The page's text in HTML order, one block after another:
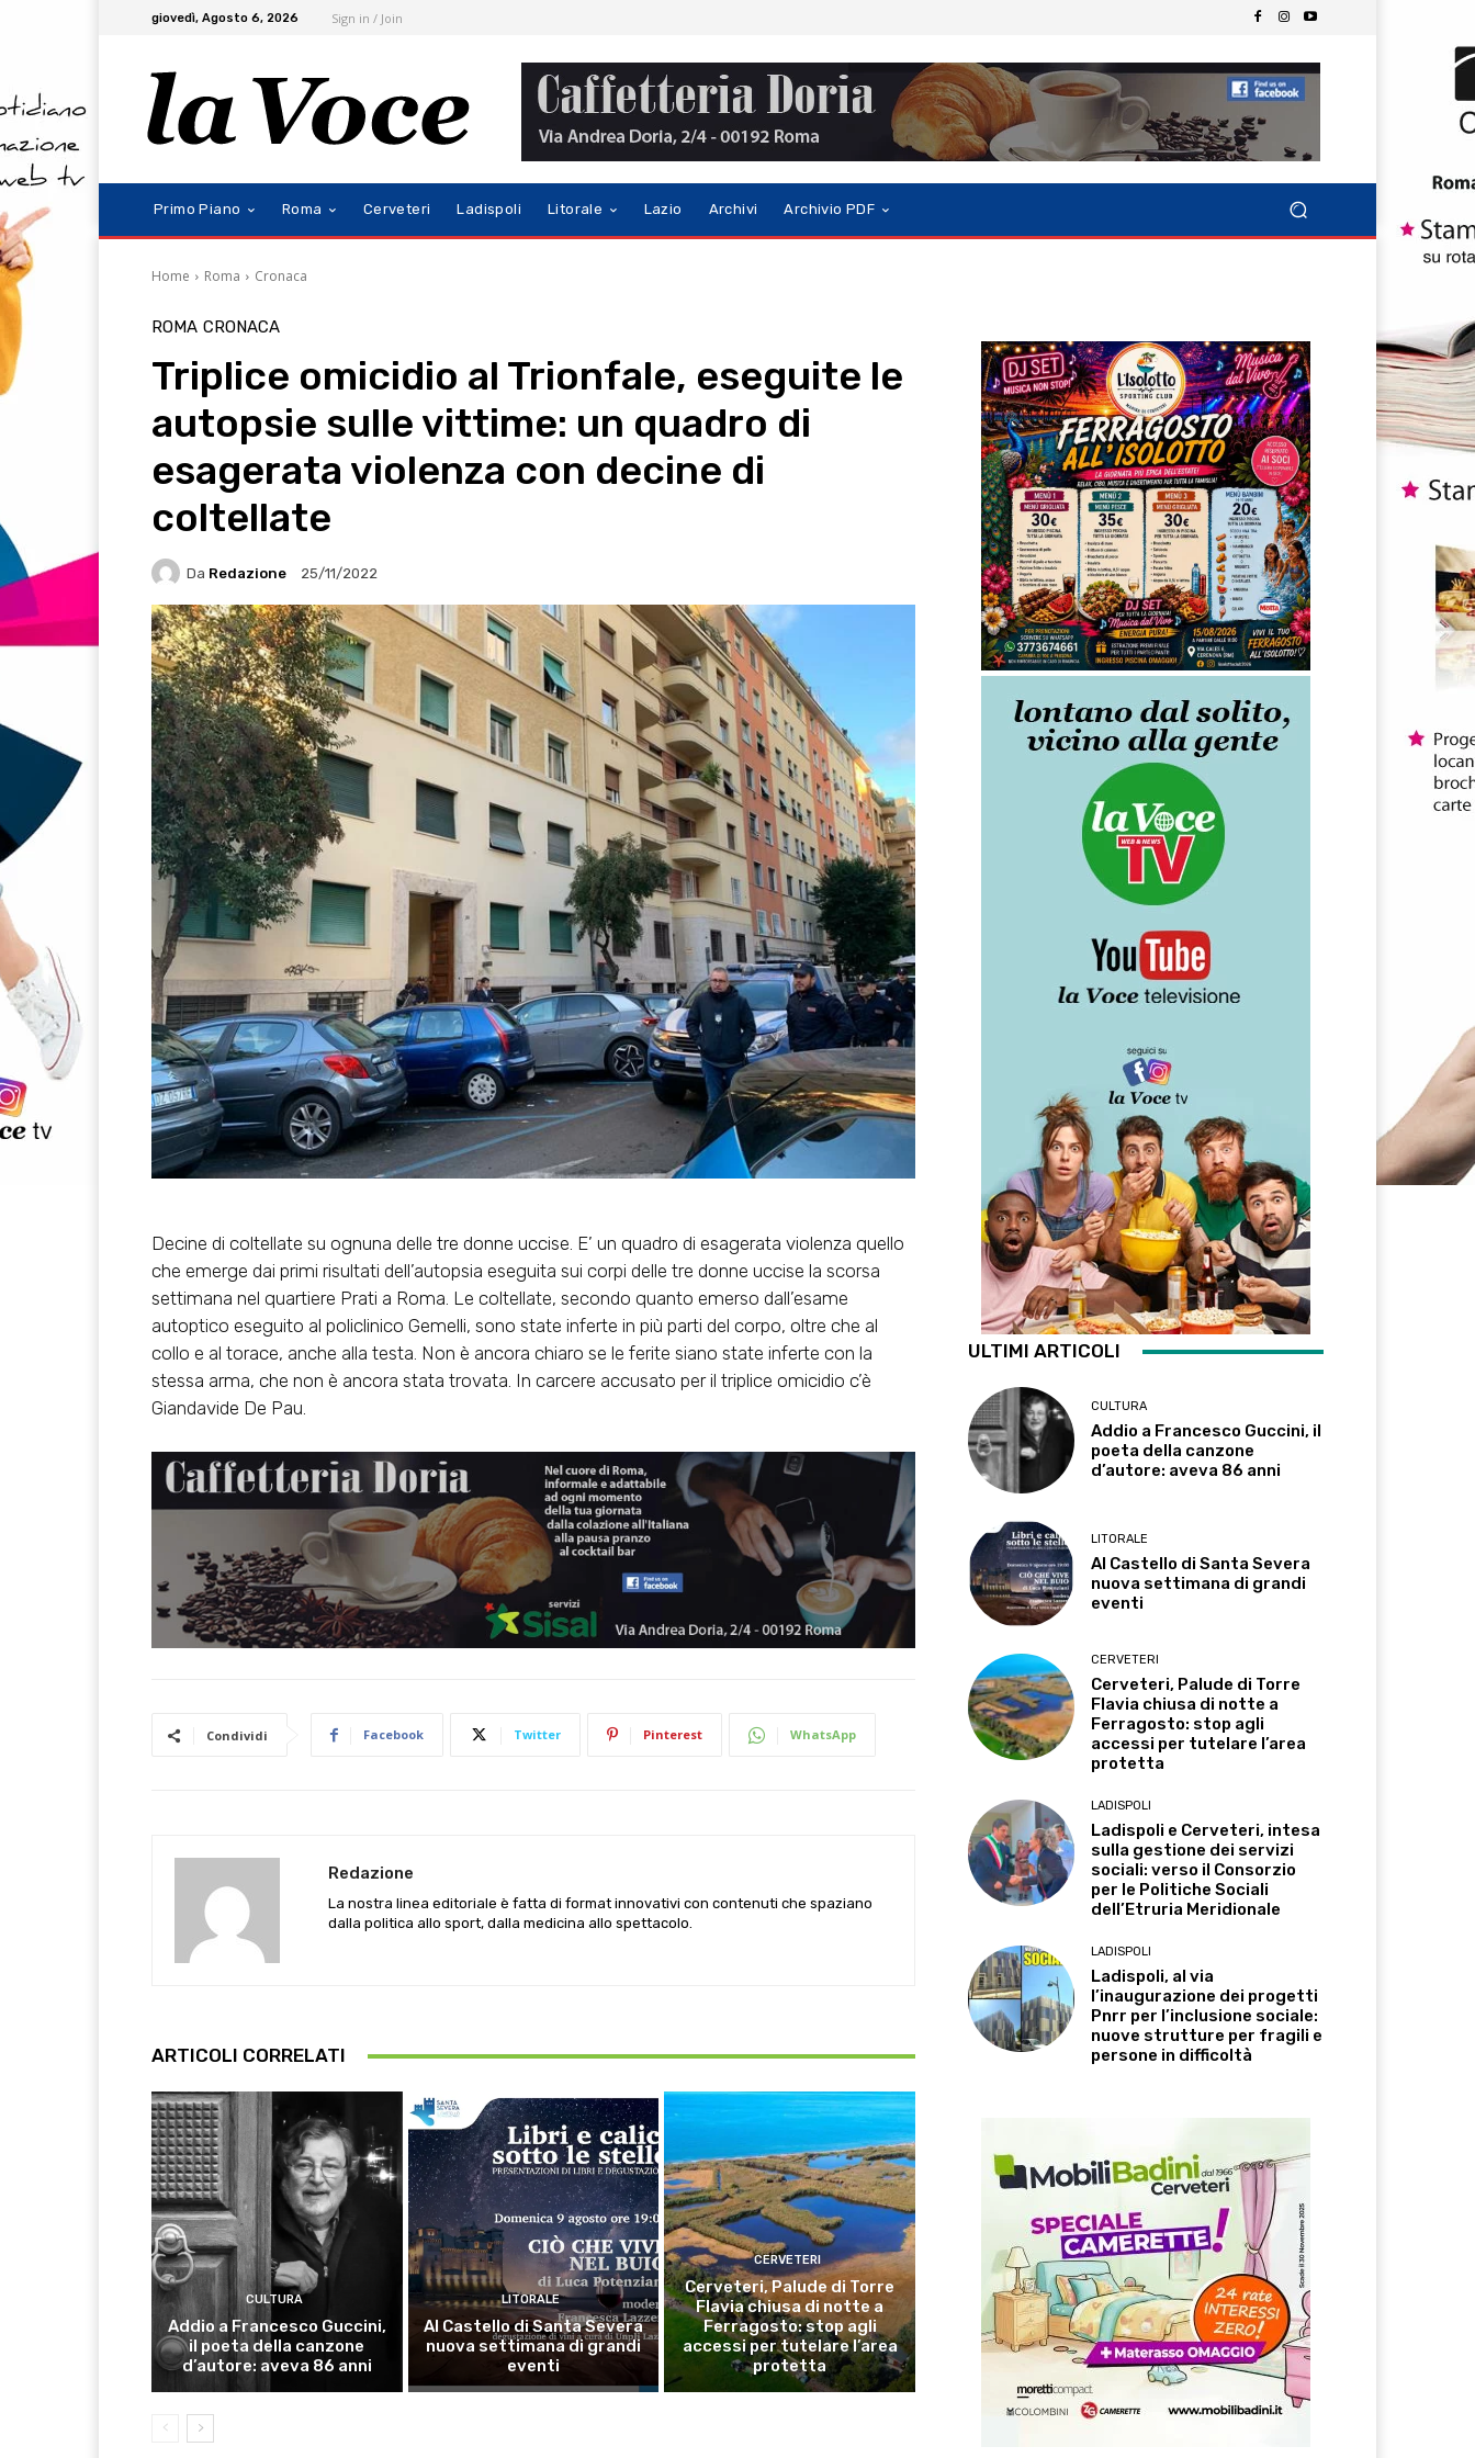
giovedì, Agosto 6, 2026 Sign in / Join
Primo Piano Roma Cerveteri Ladispoli Litorale Lazio Archivi Archivio PDF
Home Roma Cronaca
ROMA CRONACA
Triplice omicidio al Trionfale, eseguite le
autopsie sulle vittime: un quadro di
esagerata violenza con decine di
coltellate
Da Redazione 25/11/2022
Decine di coltellate su ognuna delle tre donne uccise. E’ un quadro di esagerata violenza quello
che emerge dai primi risultati dell’autopsia eseguita sui corpi delle tre donne uccise la scorsa
settimana nel quartiere Prati a Roma. Le coltellate, secondo quanto emerso dall’esame
autoptico eseguito al policlinico Gemelli, sono state inferte in più parti del corpo, oltre che al
collo e al torace, anche alla testa. Non è ancora chiaro se le ferite siano state inferte con la
stessa arma, che non è ancora stata trovata. In carcere accusato per il triplice omicidio c’è
Giandavide De Pau.
Condividi Facebook Twitter Pinterest WhatsApp
Redazione
La nostra linea editoriale è fatta di format innovativi con contenuti che spaziano
dalla politica allo sport, dalla medicina allo spettacolo.
ARTICOLI CORRELATI
CULTURA
Addio a Francesco Guccini,
il poeta della canzone
d’autore: aveva 86 anni
LITORALE
Al Castello di Santa Severa
nuova settimana di grandi
eventi
CERVETERI
Cerveteri, Palude di Torre
Flavia chiusa di notte a
Ferragosto: stop agli
accessi per tutelare l’area
protetta
ULTIMI ARTICOLI
CULTURA
Addio a Francesco Guccini, il
poeta della canzone
d’autore: aveva 86 anni
LITORALE
Al Castello di Santa Severa
nuova settimana di grandi
eventi
CERVETERI
Cerveteri, Palude di Torre
Flavia chiusa di notte a
Ferragosto: stop agli
accessi per tutelare l’area
protetta
LADISPOLI
Ladispoli e Cerveteri, intesa
sulla gestione dei servizi
sociali: verso il Consorzio
per le Politiche Sociali
dell’Etruria Meridionale
LADISPOLI
Ladispoli, al via
l’inaugurazione dei progetti
Pnrr per l’inclusione sociale:
nuove strutture per fragili e
persone in difficoltà